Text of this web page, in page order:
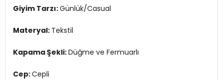
Paça Tipi:Geniş Paça
Menşei:
Kamboçya
Giyim Tarzı:Günlük/Casual
Materyal: Tekstil
Kapama Şekli:Düğme ve Fermuarlı
Cep:Cepli